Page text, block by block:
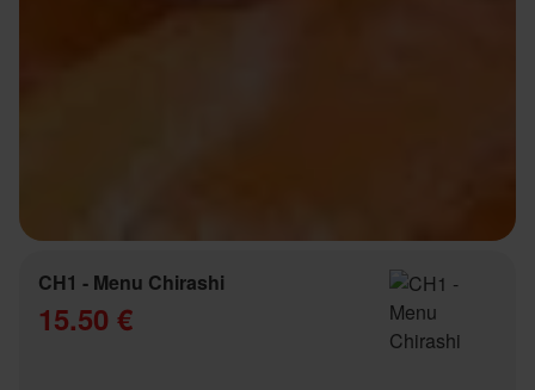
CH1 - Menu Chirashi
15.50 €